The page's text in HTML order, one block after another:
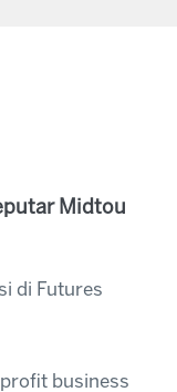
Midtou
di Futures
yaitu bisa buy
business